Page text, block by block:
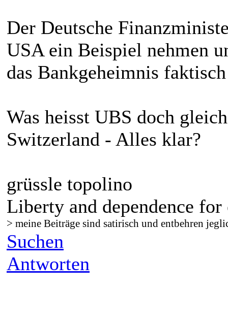
Der Deutsche
USA ein Beispiel nehmen
das Bankgeheimnis
Was heisst UBS doch
Switzerland - Alles klar?
grüssle topolino
Liberty and dependence for
> meine Beiträge sind satirisch und entbehren
Suchen
Antworten